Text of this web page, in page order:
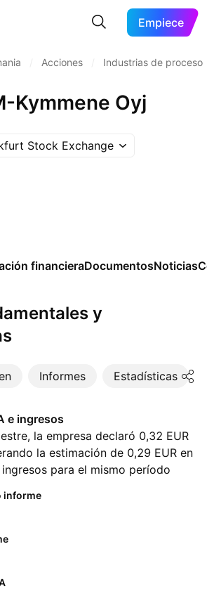
Empiece
Acciones Industrias de proceso
Kymmene Oyj
Stock Exchange
financieraDocumentosNoticias
y
Informes Estadísticas
e ingresos
la empresa declaró 0,32 EUR
la estimación de 0,29 EUR en
para el mismo período
el próximo trimestre, los analistas
informe